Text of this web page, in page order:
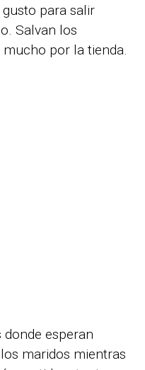
para salir
Salvan los
por la tienda.
donde esperan
maridos mientras